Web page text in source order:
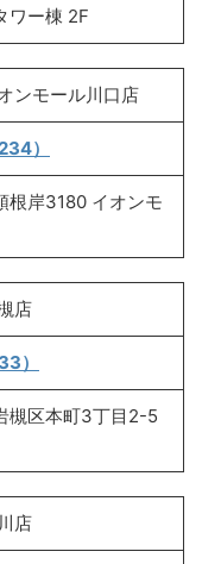
ワー棟 2F
ンモール川口店
234）
根岸3180 イオンモ
店
）
槻区本町3丁目2-5
店